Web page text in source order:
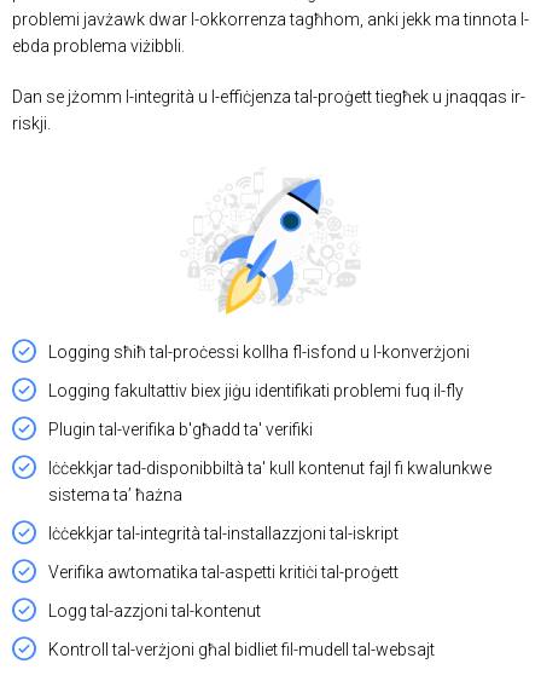
problemi javżawk dwar l-okkorrenza tagħhom, anki jekk ma tinnota l-
ebda problema viżibbli.
Dan se jżomm l-integrità u l-effiċjenza tal-proġett tiegħek u jnaqqas ir-
riskji.
Logging sħiħ tal-proċessi kollha fl-isfond u l-konverżjoni
Logging fakultattiv biex jiġu identifikati problemi fuq il-fly
Plugin tal-verifika b'għadd ta' verifiki
Iċċekkjar tad-disponibbiltà ta' kull kontenut fajl fi kwalunkwe
sistema ta’ ħażna
Iċċekkjar tal-integrità tal-installazzjoni tal-iskript
Verifika awtomatika tal-aspetti kritiċi tal-proġett
Logg tal-azzjoni tal-kontenut
Kontroll tal-verżjoni għal bidliet fil-mudell tal-websajt